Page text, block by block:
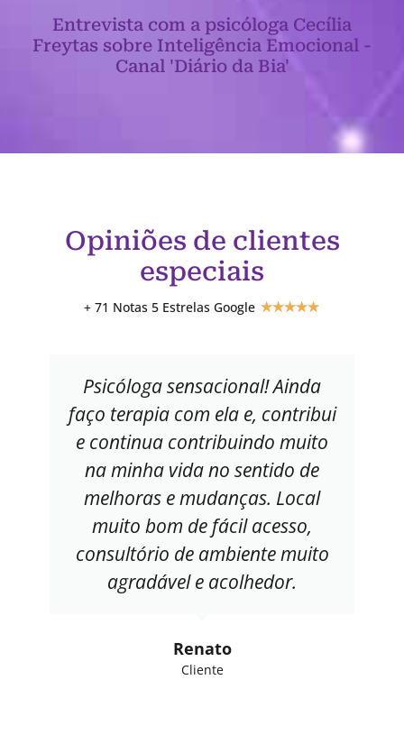
Entrevista com a psicóloga Cecília
Freytas sobre Inteligência Emocional -
Canal 'Diário da Bia'
Opiniões de clientes
especiais
+ 71 Notas 5 Estrelas Google ★★★★★
Psicóloga sensacional! Ainda
faço terapia com ela e, contribui
e continua contribuindo muito
na minha vida no sentido de
melhoras e mudanças. Local
muito bom de fácil acesso,
consultório de ambiente muito
agradável e acolhedor.
Renato
Cliente